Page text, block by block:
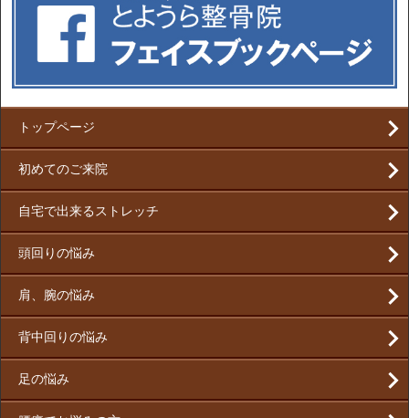
トップページ
初めてのご来院
自宅で出来るストレッチ
頭回りの悩み
肩、腕の悩み
背中回りの悩み
足の悩み